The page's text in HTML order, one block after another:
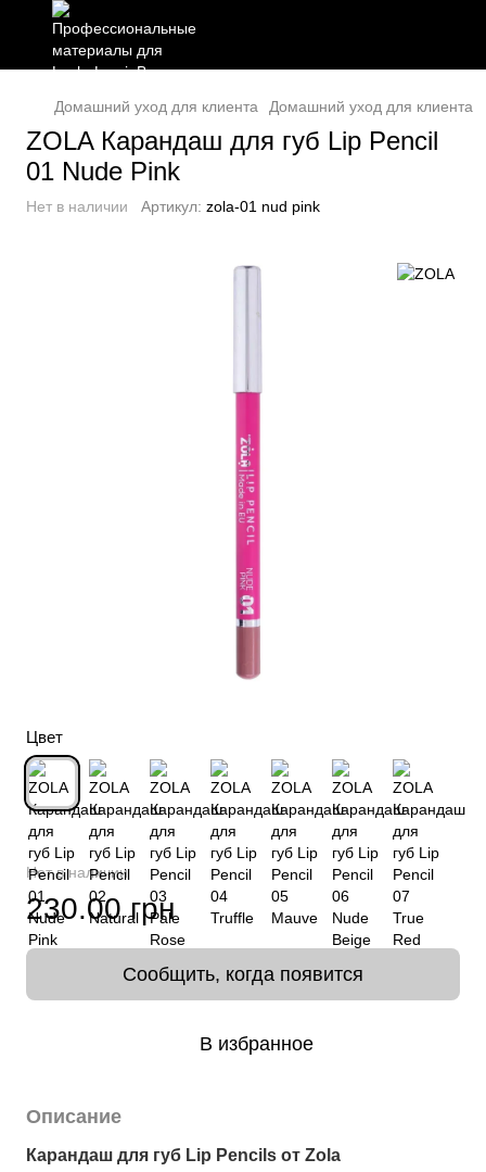
Домашний уход для клиента Домашний уход для клиента
ZOLA Карандаш для губ Lip Pencil
01 Nude Pink
Нет в наличии Артикул: zola-01 nud pink
Цвет
Нет в наличии
230.00 грн
Сообщить, когда появится
В избранное
Описание
Карандаш для губ Lip Pencils от Zola